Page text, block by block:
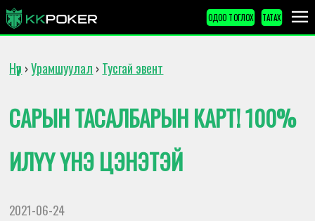
ОДОО ТОГЛОХ ТАТАХ
Нүүр ›Урамшуулал › Тусгай эвент
САРЫН ТАСАЛБАРЫН КАРТ! 100%
ИЛҮҮ ҮНЭ ЦЭНЭТЭЙ
2021-06-24